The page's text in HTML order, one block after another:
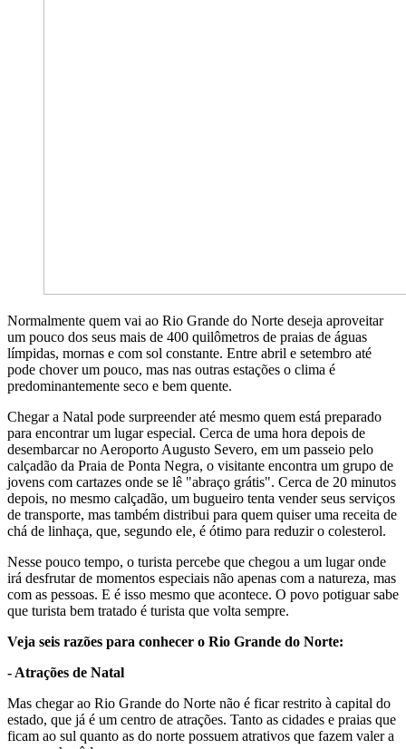
Normalmente quem vai ao Rio Grande do Norte deseja aproveitar
um pouco dos seus mais de 400 quilômetros de praias de águas
límpidas, mornas e com sol constante. Entre abril e setembro até
pode chover um pouco, mas nas outras estações o clima é
predominantemente seco e bem quente.
Chegar a Natal pode surpreender até mesmo quem está preparado
para encontrar um lugar especial. Cerca de uma hora depois de
desembarcar no Aeroporto Augusto Severo, em um passeio pelo
calçadão da Praia de Ponta Negra, o visitante encontra um grupo de
jovens com cartazes onde se lê "abraço grátis". Cerca de 20 minutos
depois, no mesmo calçadão, um bugueiro tenta vender seus serviços
de transporte, mas também distribui para quem quiser uma receita de
chá de linhaça, que, segundo ele, é ótimo para reduzir o colesterol.
Nesse pouco tempo, o turista percebe que chegou a um lugar onde
irá desfrutar de momentos especiais não apenas com a natureza, mas
com as pessoas. E é isso mesmo que acontece. O povo potiguar sabe
que turista bem tratado é turista que volta sempre.
Veja seis razões para conhecer o Rio Grande do Norte:
- Atrações de Natal
Mas chegar ao Rio Grande do Norte não é ficar restrito à capital do
estado, que já é um centro de atrações. Tanto as cidades e praias que
ficam ao sul quanto as do norte possuem atrativos que fazem valer a